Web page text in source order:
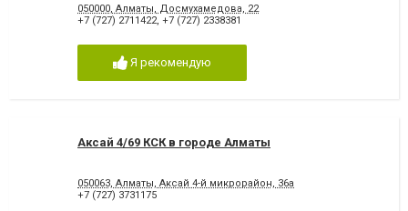
050000, Алматы, Досмухамедова, 22
+7 (727) 2711422 +7 (727) 2338381
Я рекомендую
Аксай 4/69 КСК в городе Алматы
050063, Алматы, Аксай 4-й микрорайон, 36а
+7 (727) 3731175